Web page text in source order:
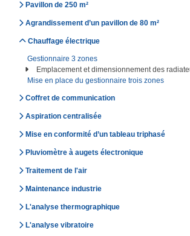
Pavillon de 250 m²
Agrandissement d’un pavillon de 80 m²
Chauffage électrique
Gestionnaire 3 zones
Emplacement et dimensionnement des
Mise en place du gestionnaire trois zones
Coffret de communication
Aspiration centralisée
Mise en conformité d’un tableau triphasé
Pluviomètre à augets électronique
Traitement de l'air
Maintenance industrie
L'analyse thermographique
L'analyse vibratoire